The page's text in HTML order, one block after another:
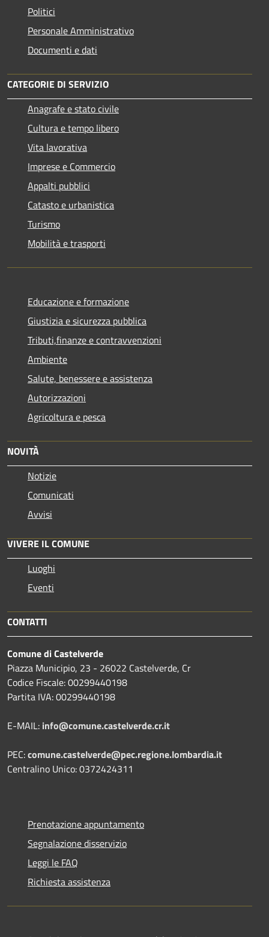
Politici
Personale Amministrativo
Documenti e dati
CATEGORIE DI SERVIZIO
Anagrafe e stato civile
Cultura e tempo libero
Vita lavorativa
Imprese e Commercio
Appalti pubblici
Catasto e urbanistica
Turismo
Mobilità e trasporti
Educazione e formazione
Giustizia e sicurezza pubblica
Tributi,finanze e contravvenzioni
Ambiente
Salute, benessere e assistenza
Autorizzazioni
Agricoltura e pesca
NOVITÀ
Notizie
Comunicati
Avvisi
VIVERE IL COMUNE
Luoghi
Eventi
CONTATTI
Comune di Castelverde
Piazza Municipio, 23 - 26022 Castelverde, Cr
Codice Fiscale: 00299440198
Partita IVA: 00299440198
E-MAIL: info@comune.castelverde.cr.it
PEC:comune.castelverde@pec.regione.lombardia.it
Centralino Unico: 0372424311
Prenotazione appuntamento
Segnalazione disservizio
Leggi le FAQ
Richiesta assistenza